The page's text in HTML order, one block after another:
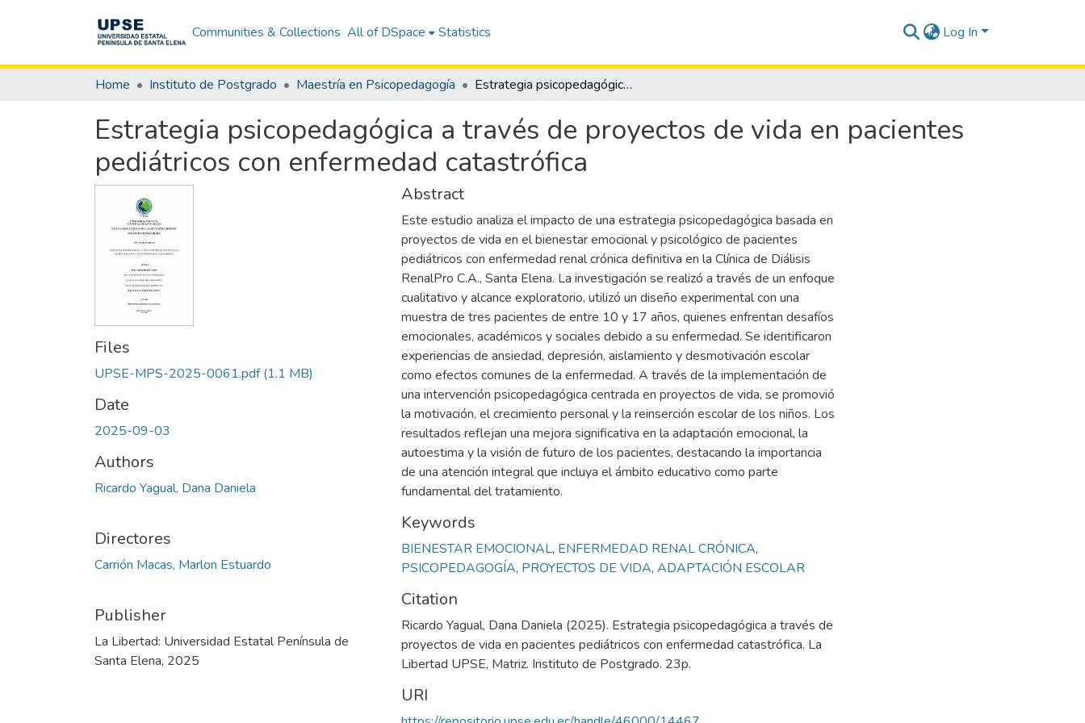
Communities & Collections All of DSpace Statistics Log In
Home Instituto de Postgrado Maestría en Psicopedagogía Estrategia psicopedagógica a través de proyectos de vida en pacientes pediátricos con enfermedad catastrófica
Estrategia psicopedagógica a través de proyectos de vida en pacientes
pediátricos con enfermedad catastrófica
Files
UPSE-MPS-2025-0061.pdf(1.1 MB)
Date
2025-09-03
Authors
Ricardo Yagual, Dana Daniela
Directores
Carrión Macas, Marlon Estuardo
Publisher
La Libertad: Universidad Estatal Península de
Santa Elena, 2025
Abstract
Este estudio analiza el impacto de una estrategia psicopedagógica basada en
proyectos de vida en el bienestar emocional y psicológico de pacientes
pediátricos con enfermedad renal crónica definitiva en la Clínica de Diálisis
RenalPro C.A., Santa Elena. La investigación se realizó a través de un enfoque
cualitativo y alcance exploratorio, utilizó un diseño experimental con una
muestra de tres pacientes de entre 10 y 17 años, quienes enfrentan desafíos
emocionales, académicos y sociales debido a su enfermedad. Se identificaron
experiencias de ansiedad, depresión, aislamiento y desmotivación escolar
como efectos comunes de la enfermedad. A través de la implementación de
una intervención psicopedagógica centrada en proyectos de vida, se promovió
la motivación, el crecimiento personal y la reinserción escolar de los niños. Los
resultados reflejan una mejora significativa en la adaptación emocional, la
autoestima y la visión de futuro de los pacientes, destacando la importancia
de una atención integral que incluya el ámbito educativo como parte
fundamental del tratamiento.
Keywords
BIENESTAR EMOCIONAL, ENFERMEDAD RENAL CRÓNICA,
PSICOPEDAGOGÍA, PROYECTOS DE VIDA, ADAPTACIÓN ESCOLAR
Citation
Ricardo Yagual, Dana Daniela (2025). Estrategia psicopedagógica a través de
proyectos de vida en pacientes pediátricos con enfermedad catastrófica. La
Libertad UPSE, Matriz. Instituto de Postgrado. 23p.
URI